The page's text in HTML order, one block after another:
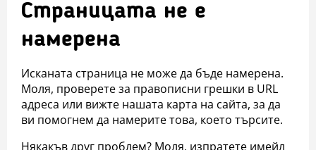
Страницата не е
намерена
Исканата страница не може да бъде намерена.
Моля, проверете за правописни грешки в URL
адреса или вижте нашата карта на сайта, за да
ви помогнем да намерите това, което търсите.
Някакъв друг проблем? Моля, изпратете имейл